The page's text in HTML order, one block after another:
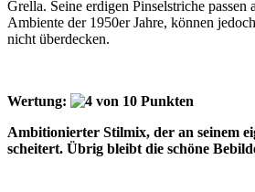
Grella. Seine erdigen Pinselstriche passen
Ambiente der 1950er Jahre, können
nicht überdecken.
Wertung:
Ambitionierter Stilmix, der an seinem
scheitert. Übrig bleibt die schöne